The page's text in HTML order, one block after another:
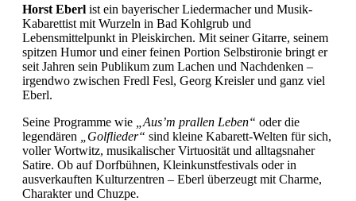
Horst Eberl ist ein bayerischer Liedermacher und Musik-
Kabarettist mit Wurzeln in Bad Kohlgrub und
Lebensmittelpunkt in Pleiskirchen. Mit seiner Gitarre, seinem
spitzen Humor und einer feinen Portion Selbstironie bringt er
seit Jahren sein Publikum zum Lachen und Nachdenken –
irgendwo zwischen Fredl Fesl, Georg Kreisler und ganz viel
Eberl.
Seine Programme wie
„Aus’m prallen Leben“ oder die
legendären
„Golflieder“ sind kleine Kabarett-Welten für sich,
voller Wortwitz, musikalischer Virtuosität und alltagsnaher
Satire. Ob auf Dorfbühnen, Kleinkunstfestivals oder in
ausverkauften Kulturzentren – Eberl überzeugt mit Charme,
Charakter und Chuzpe.